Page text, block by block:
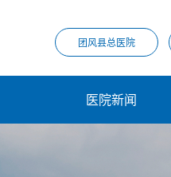
团风县总医院
医院新闻